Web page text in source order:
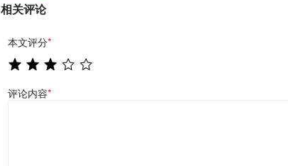
相关评论
本文评分*
评论内容*